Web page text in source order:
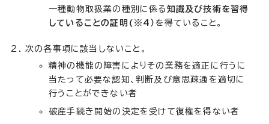
一種動物取扱業の種別に係る 知識及び技術を習得
していることの証明 (※4） を得ていること。
次の各事項に該当しないこと。
精神の機能の障害によりその業務を適正に行うに
当たって必要な認知、判断及び意思疎通を適切に
行うことができない者
破産手続き開始の決定を受けて復権を得ない者